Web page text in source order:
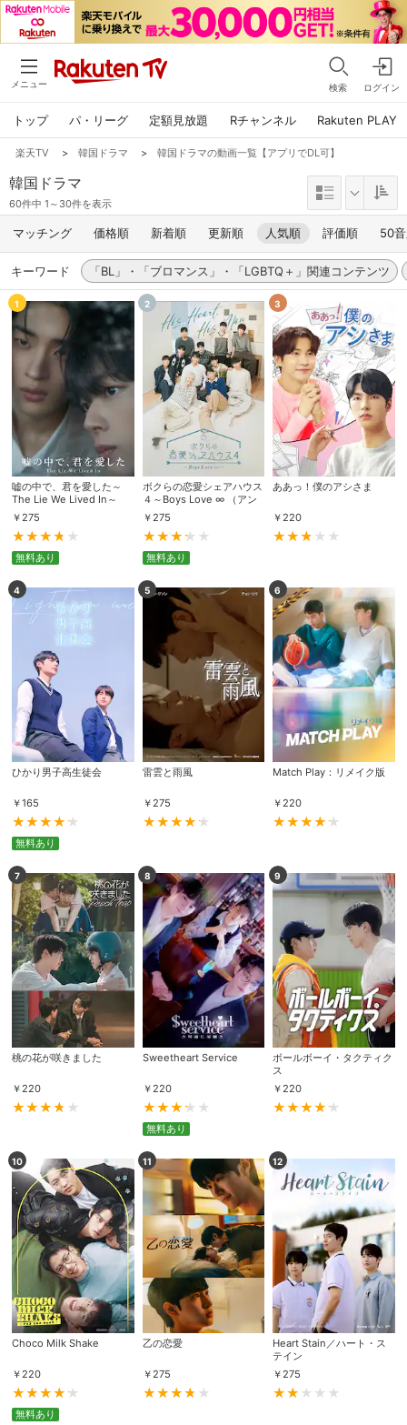
メニュー 検索 ログイン
トップ パ・リーグ 定額見放題 Rチャンネル Rakuten PLAY
楽天TV > 韓国ドラマ > 韓国ドラマの動画一覧【アプリでDL可】
韓国ドラマ
60件中 1～30件を表示
マッチング 価格順 新着順 更新順 人気順 評価順 50
キーワード 「BL」・「ブロマンス」・「LGBTQ＋」関連コンテンツ
1
嘘の中で、君を愛した～
The Lie We Lived In～
￥ 275
無料あり
2
ボクらの恋愛シェアハウス
４～Boys Love ∞ （アン
リミテッド） ～
￥ 275
無料あり
3
ああっ！僕のアシさま
￥ 220
4
ひかり男子高生徒会
￥165
無料あり
5
雷雲と雨風
￥ 275
6
Match Play：リメイク版
￥ 220
7
桃の花が咲きました
￥220
8
Sweetheart Service
￥220
無料あり
9
ボールボーイ・タクティク
ス
￥220
10
Choco Milk Shake
￥220
無料あり
11
乙の恋愛
￥275
12
Heart Stain／ハート・ス
テイン
￥275